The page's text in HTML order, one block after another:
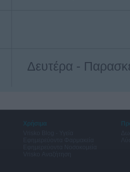
Δευτέρα -
Χρήσιμα